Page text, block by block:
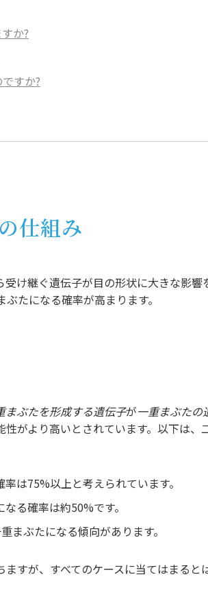
か?
すか?
仕組み
け継ぐ遺伝子が目の形状に大きな影響
たになる確率が高まります。
まぶたを形成する遺伝子が一重まぶたの
がより高いとされています。以下は、
は75%以上と考えられています。
る確率は約50%です。
まぶたになる傾向があります。
すが、すべてのケースに当てはまると